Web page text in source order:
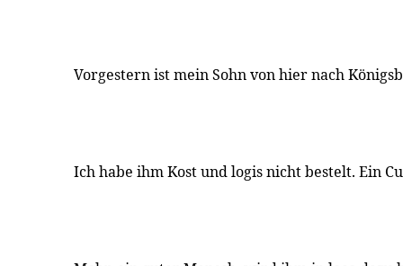
Vorgestern ist mein Sohn von hier nach
Ich habe ihm Kost und logis nicht bestelt. Ein